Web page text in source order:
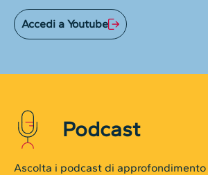
Accedi a Youtube
Podcast
Ascolta i podcast di approfondimento